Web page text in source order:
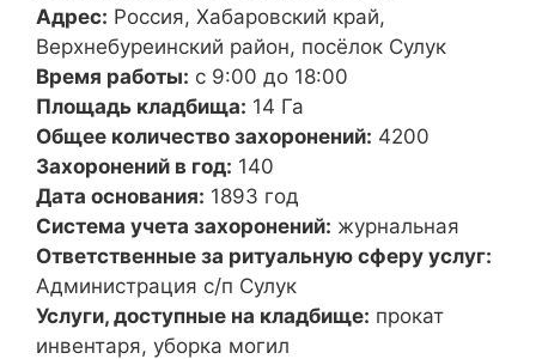
Адрес: Россия, Хабаровский край,
Верхнебуреинский район, посёлок Сулук
Время работы: с 9:00 до 18:00
Площадь кладбища: 14 Га
Общее количество захоронений: 4200
Захоронений в год: 140
Дата основания: 1893 год
Система учета захоронений: журнальная
Ответственные за ритуальную сферу услуг:
Администрация с/п Сулук
Услуги, доступные на кладбище: прокат
инвентаря, уборка могил